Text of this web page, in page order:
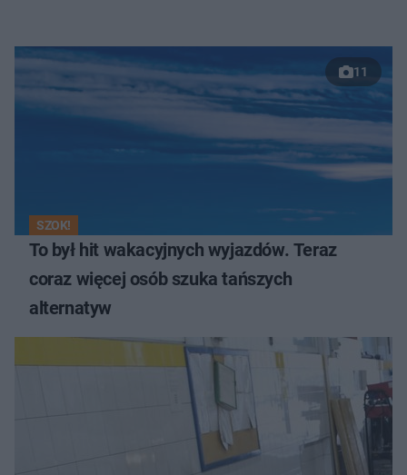
11
SZOK!
To był hit wakacyjnych wyjazdów. Teraz
coraz więcej osób szuka tańszych
alternatyw